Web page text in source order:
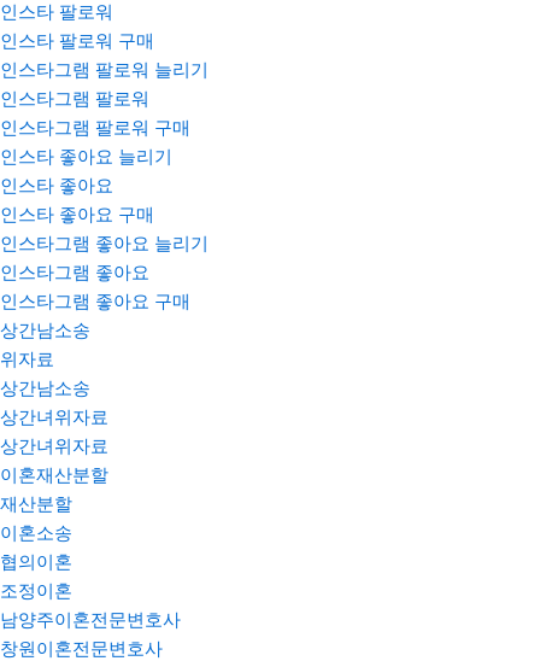
인스타 팔로워
인스타 팔로워 구매
인스타그램 팔로워 늘리기
인스타그램 팔로워
인스타그램 팔로워 구매
인스타 좋아요 늘리기
인스타 좋아요
인스타 좋아요 구매
인스타그램 좋아요 늘리기
인스타그램 좋아요
인스타그램 좋아요 구매
상간남소송
위자료
상간남소송
상간녀위자료
상간녀위자료
이혼재산분할
재산분할
이혼소송
협의이혼
조정이혼
남양주이혼전문변호사
창원이혼전문변호사